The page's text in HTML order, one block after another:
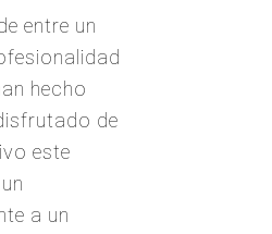
entre un
hecho
de
este
a un